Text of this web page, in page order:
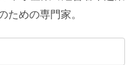
ための専門家。